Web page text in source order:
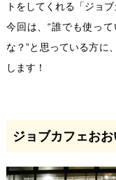
トをしてくれる「ジョ
今回は、“誰でも使っ
な？”と思っている方に
します！
ジョブカフェお